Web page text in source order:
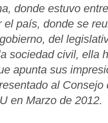
donde estuvo
el país, donde se
del
sociedad civil, ella
apunta sus
al Consejo
en Marzo de 2012.